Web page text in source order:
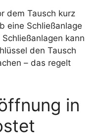
dem Tausch kurz
eine Schließanlage
kann
den Tausch
– das regelt
in